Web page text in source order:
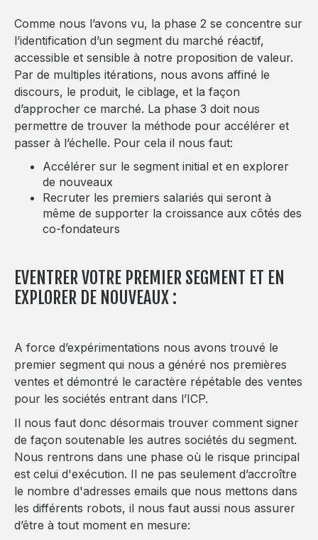
Comme nous l’avons vu, la phase 2 se concentre sur
l’identification d’un segment du marché réactif,
accessible et sensible à notre proposition de valeur.
Par de multiples itérations, nous avons affiné le
discours, le produit, le ciblage, et la façon
d’approcher ce marché. La phase 3 doit nous
permettre de trouver la méthode pour accélérer et
passer à l’échelle. Pour cela il nous faut:
Accélérer sur le segment initial et en explorer
de nouveaux
Recruter les premiers salariés qui seront à
même de supporter la croissance aux côtés des
co-fondateurs
EVENTRER VOTRE PREMIER SEGMENT ET EN
EXPLORER DE NOUVEAUX :
A force d’expérimentations nous avons trouvé le
premier segment qui nous a généré nos premières
ventes et démontré le caractère répétable des ventes
pour les sociétés entrant dans l’ICP.
Il nous faut donc désormais trouver comment signer
de façon soutenable les autres sociétés du segment.
Nous rentrons dans une phase où le risque principal
est celui d'exécution. Il ne pas seulement d’accroître
le nombre d'adresses emails que nous mettons dans
les différents robots, il nous faut aussi nous assurer
d’être à tout moment en mesure: